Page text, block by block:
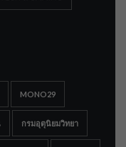
MONO29
กรมอุตุนิยมวิทยา